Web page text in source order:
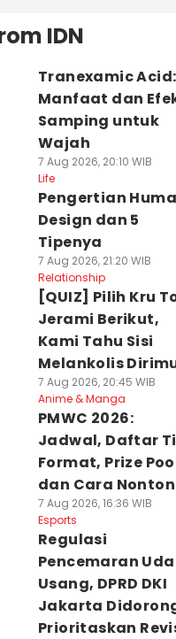
IDN
Tranexamic Acid:
Manfaat dan
Samping untuk
Wajah
7 Aug 2026, 20:10 WIB
Life
Pengertian
Design dan 5
Tipenya
7 Aug 2026, 21:20 WIB
Relationship
[QUIZ] Pilih Kru
Jerami Berikut,
Kami Tahu Sisi
Melankolis
7 Aug 2026, 20:45 WIB
Anime & Manga
PMWC 2026:
Jadwal, Daftar
Format, Prize
dan Cara Nonton
7 Aug 2026, 16:36 WIB
Esports
Regulasi
Pencemaran
Usang, DPRD DKI
Jakarta
Prioritaskan